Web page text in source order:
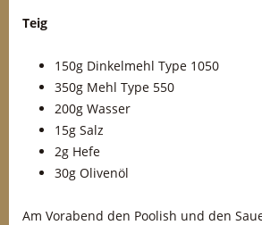
Teig
150g Dinkelmehl Type 1050
350g Mehl Type 550
200g Wasser
15g Salz
2g Hefe
30g Olivenöl
Am Vorabend den Poolish und den